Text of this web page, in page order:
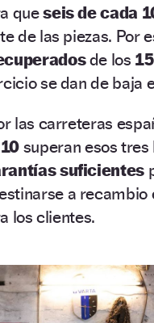
queseis de cada
de las piezas. Por
de los
se dan de baja
las carreteras
superan esos tres
suficientes
a recambio
los clientes.